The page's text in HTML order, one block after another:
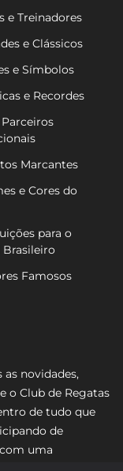
e Treinadores
e Clássicos
e Símbolos
e Recordes
Marcantes
e Cores do
para o
Brasileiro
Famosos
novidades,
o Club de Regatas
de tudo que
de
uma